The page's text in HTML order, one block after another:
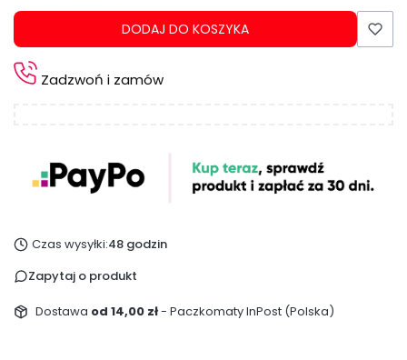
DODAJ DO KOSZYKA
Zadzwoń i zamów
Czas wysyłki:48 godzin
Zapytaj o produkt
Dostawa od 14,00 zł- Paczkomaty InPost (Polska)